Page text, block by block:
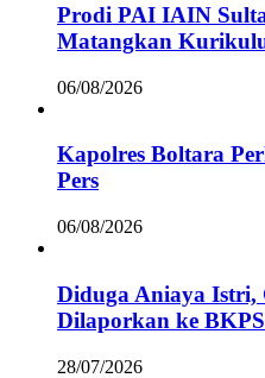
Prodi PAI IAIN
Matangkan
06/08/2026
Kapolres Boltara
Pers
06/08/2026
Diduga Aniaya Istri,
Dilaporkan ke
28/07/2026